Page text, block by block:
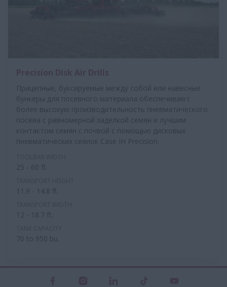
Прицепные, буксируемые между собой или навесные
бункеры для посевного материала обеспечивают
более высокую производительность пневматического
посева с равномерной заделкой семян и лучшим
контактом семян с почвой с помощью дисковых
пневматических сеялок Case IH Precision.
25 - 60 ft.
11.9 - 14.8 ft.
12 - 18.7 ft.
70 to 950 bu.